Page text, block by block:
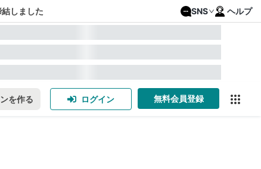
しました SNS ヘルプ
を作る ログイン 無料会員登録